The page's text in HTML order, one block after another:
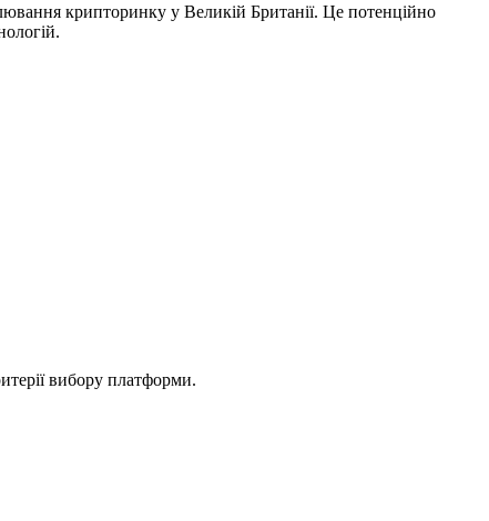
крипторинку у Великій Британії. Це потенційно
вибору платформи.